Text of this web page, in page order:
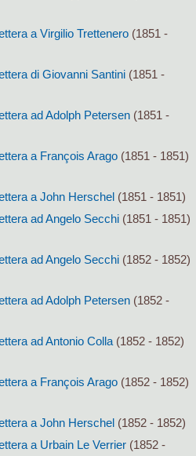
a Virgilio Trettenero (1851 -
di Giovanni Santini (1851 -
ad Adolph Petersen (1851 -
a François Arago (1851 - 1851)
a John Herschel (1851 - 1851)
ad Angelo Secchi (1851 - 1851)
ad Angelo Secchi (1852 - 1852)
ad Adolph Petersen (1852 -
ad Antonio Colla (1852 - 1852)
a François Arago (1852 - 1852)
a John Herschel (1852 - 1852)
a Urbain Le Verrier (1852 -